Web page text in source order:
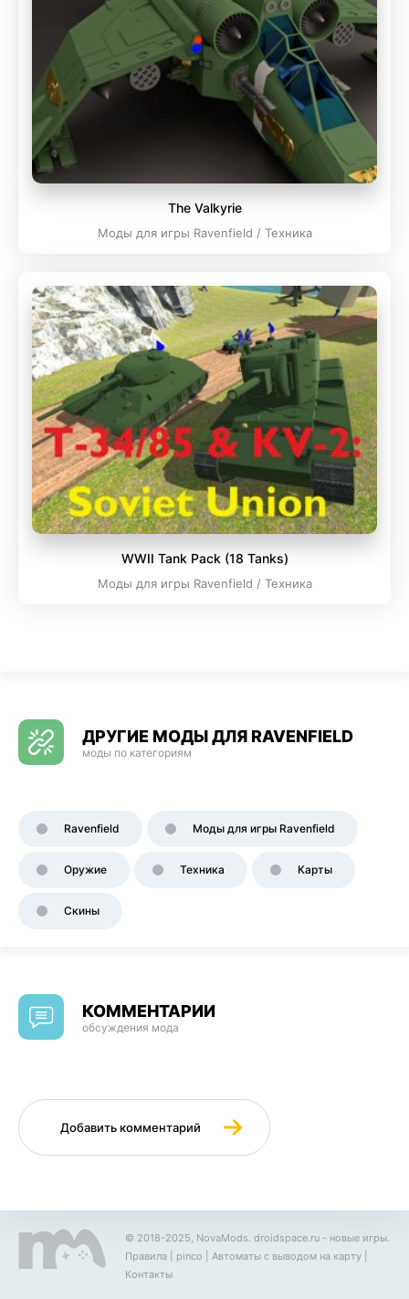
The Valkyrie
Моды для игры Ravenfield / Техника
WWII Tank Pack (18 Tanks)
Моды для игры Ravenfield / Техника
ДРУГИЕ МОДЫ ДЛЯ RAVENFIELD
моды по категориям
Ravenfield Моды для игры Ravenfield
Оружие Техника Карты
Скины
КОММЕНТАРИИ
обсуждения мода
Добавить комментарий
© 2018-2025, NovaMods. droidspace.ru - новые игры.
Правила
pinco Автоматы с выводом на карту
Контакты